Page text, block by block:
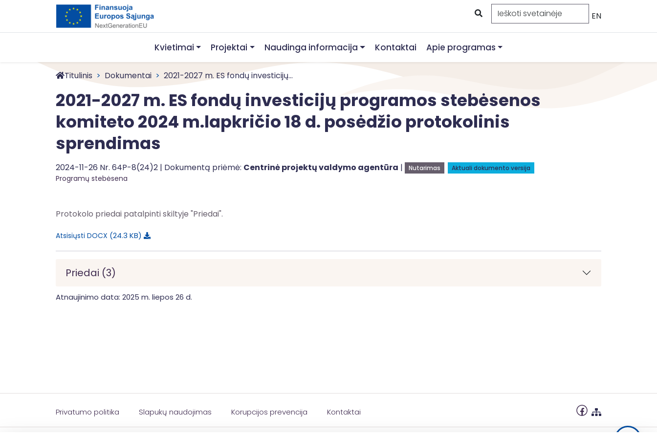
EN
Kvietimai Projektai Naudinga informacija Kontaktai Apie programas
Titulinis Dokumentai 2021-2027 m. ES fondų investicijų...
2021-2027 m. ES fondų investicijų programos stebėsenos
komiteto 2024 m.lapkričio 18 d. posėdžio protokolinis
sprendimas
2024-11-26 Nr. 64P-8(24)2 | Dokumentą priėmė: Centrinė projektų valdymo agentūra | Nutarimas Aktuali dokumento versija
Programų stebėsena
Protokolo priedai patalpinti skiltyje "Priedai".
Atsisiųsti DOCX 24.3 KB
Priedai (3)
Atnaujinimo data: 2025 m. liepos 26 d.
Privatumo politika Slapukų naudojimas Korupcijos prevencija Kontaktai